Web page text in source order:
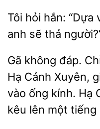
Tôi hỏi “Dựa
sẽ thả
không đáp.
Hạ Cảnh Xuyên,
vào
kính. Hạ
kêu
một tiếng